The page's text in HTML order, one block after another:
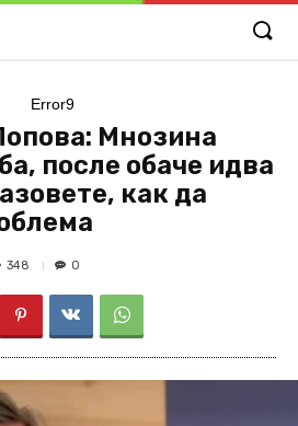
Error9
Мнозина
после обаче идва
как да
348 0